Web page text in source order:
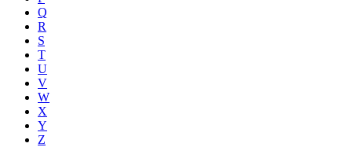
Q
R
S
T
U
V
W
X
Y
Z